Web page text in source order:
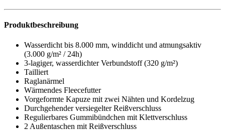
Produktbeschreibung
Wasserdicht bis 8.000 mm, winddicht und atmungsaktiv
(3.000 g/m² / 24h)
3-lagiger, wasserdichter Verbundstoff (320 g/m²)
Tailliert
Raglanärmel
Wärmendes Fleecefutter
Vorgeformte Kapuze mit zwei Nähten und Kordelzug
Durchgehender versiegelter Reißverschluss
Regulierbares Gummibündchen mit Klettverschluss
2 Außentaschen mit Reißverschluss